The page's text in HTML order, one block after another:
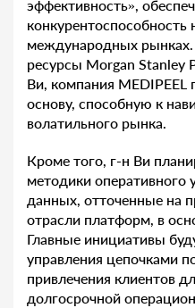
эффективность»,
международных
ресурсы Morgan Stanley
Ви, компания MEDIPEEL
основу, способную к
волатильного рынка.
Кроме того, г-н Ви
методики оперативного
данных, отточенные на
отрасли платформ, в
Главные инициативы
управления цепочками
привлечения клиентов
долгосрочной